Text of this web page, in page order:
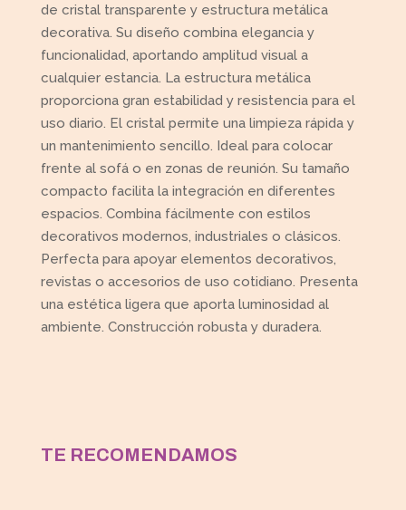
de cristal transparente y estructura metálica
decorativa. Su diseño combina elegancia y
funcionalidad, aportando amplitud visual a
cualquier estancia. La estructura metálica
proporciona gran estabilidad y resistencia para el
uso diario. El cristal permite una limpieza rápida y
un mantenimiento sencillo. Ideal para colocar
frente al sofá o en zonas de reunión. Su tamaño
compacto facilita la integración en diferentes
espacios. Combina fácilmente con estilos
decorativos modernos, industriales o clásicos.
Perfecta para apoyar elementos decorativos,
revistas o accesorios de uso cotidiano. Presenta
una estética ligera que aporta luminosidad al
ambiente. Construcción robusta y duradera.
TE RECOMENDAMOS